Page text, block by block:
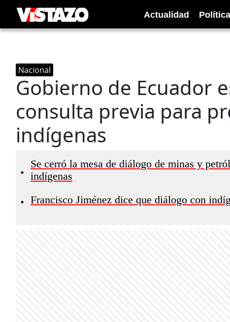
Actualidad Política
Nacional
Gobierno de Ecuador
consulta previa para
indígenas
•
Se cerró la mesa de diálogo de minas y
indígenas
• Francisco Jiménez dice que diálogo con